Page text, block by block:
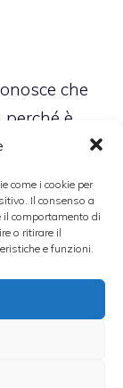
come i cookie per
Il consenso a
il comportamento di
o ritirare il
e funzioni.
che
è
allora è
per
dei Paesi